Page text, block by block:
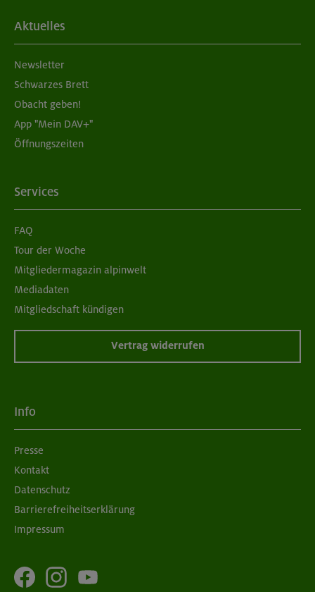
Aktuelles
Newsletter
Schwarzes Brett
Obacht geben!
App "Mein DAV+"
Öffnungszeiten
Services
FAQ
Tour der Woche
Mitgliedermagazin alpinwelt
Mediadaten
Mitgliedschaft kündigen
Vertrag widerrufen
Info
Presse
Kontakt
Datenschutz
Barrierefreiheitserklärung
Impressum